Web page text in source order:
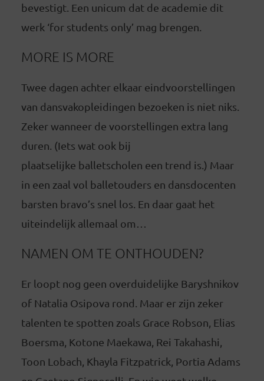
bevestigt. Een unicum dat de academie dit
werk ‘for students only’ mag brengen.
MORE IS MORE
Twee dagen achter elkaar eindvoorstellingen
van dansvakopleidingen bezoeken is niet niks.
Zeker wanneer de voorstellingen extra lang
duren. (Iets wat ook bij
plaatselijke balletscholen een trend is.) Maar
in een zaal vol balletouders en dansdocenten
barsten bravo’s snel los. En daar gaat het
uiteindelijk allemaal om…
NAMEN OM TE ONTHOUDEN?
Er loopt nog geen overduidelijke Baryshnikov
of Natalia Osipova rond. Maar er zijn zeker
talenten te spotten zoals Grace Robson, Elias
Boersma, Kotone Maekawa, Rei Takahashi,
Toon Lobach, Khayla Fitzpatrick, Portia Adams